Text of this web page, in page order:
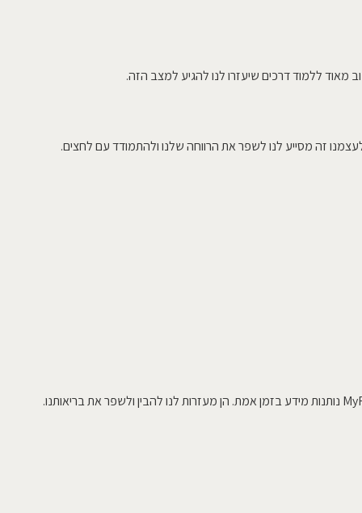
מאוד ללמוד דרכים שיעזרו לנו להגיע למצב הזה.
זה מסייע לנו לשפר את הרווחה שלנו ולהתמודד עם לחצים.